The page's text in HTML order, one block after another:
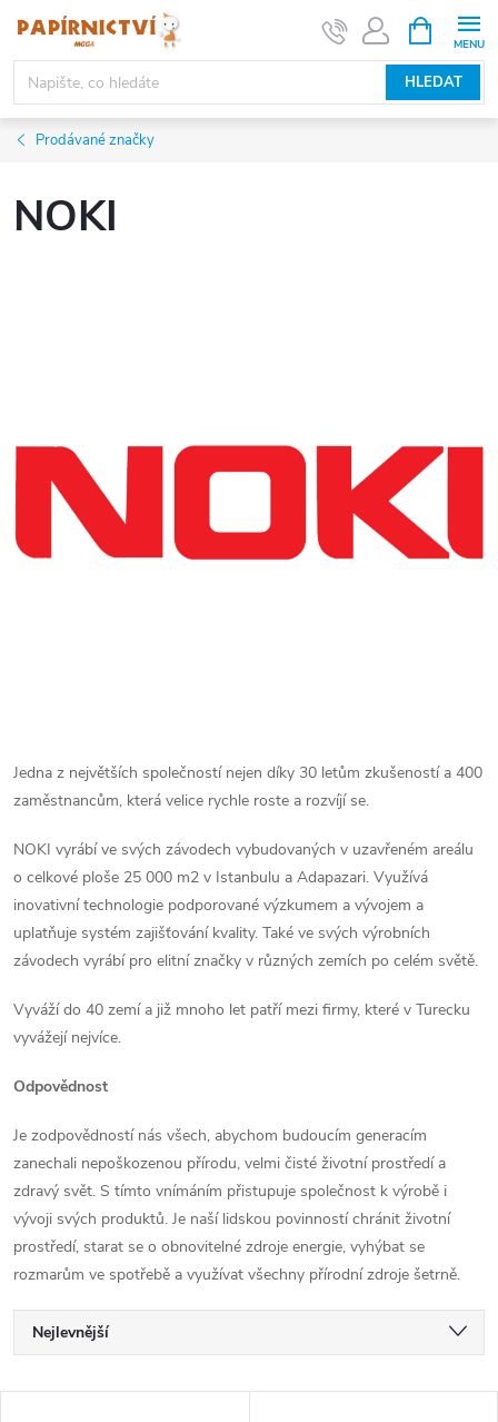
obsah
HLEDAT
NÁKUPNÍ
KOŠÍK
Prodávané značky
NOKI
Jedna z největších společností nejen díky 30 letům zkušeností a 400
zaměstnancům, která velice rychle roste a rozvíjí se.
NOKI vyrábí ve svých závodech vybudovaných v uzavřeném areálu
o celkové ploše 25 000 m2 v Istanbulu a Adapazari. Využívá
inovativní technologie podporované výzkumem a vývojem a
uplatňuje systém zajišťování kvality. Také ve svých výrobních
závodech vyrábí pro elitní značky v různých zemích po celém světě.
Vyváží do 40 zemí a již mnoho let patří mezi firmy, které v Turecku
vyvážejí nejvíce.
Odpovědnost
Je zodpovědností nás všech, abychom budoucím generacím
zanechali nepoškozenou přírodu, velmi čisté životní prostředí a
zdravý svět. S tímto vnímáním přistupuje společnost k výrobě i
vývoji svých produktů. Je naší lidskou povinností chránit životní
prostředí, starat se o obnovitelné zdroje energie, vyhýbat se
rozmarům ve spotřebě a využívat všechny přírodní zdroje šetrně.
Ř
a
Nejlevnější